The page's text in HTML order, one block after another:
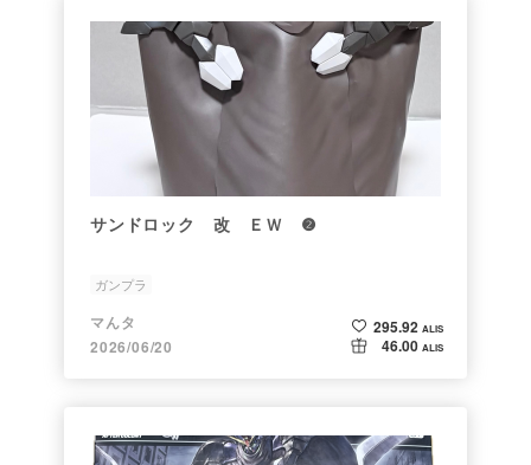
サンドロック 改 ＥＷ ❷
ガンプラ
マんタ
2026/06/20
295.92 ALIS
46.00 ALIS